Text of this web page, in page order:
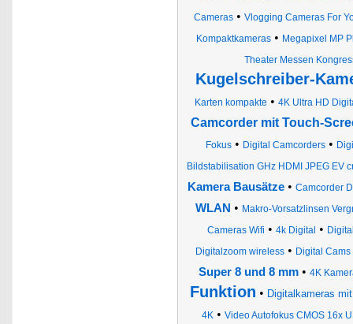
Cameras • Vlogging Cameras For
Kompaktkameras• Megapixel MP
Theater Messen
Kugelschreiber-
Karten kompakte • 4K Ultra HD
Camcorder mit Touch-
Fokus • Digital Camcorders •
Bildstabilisation GHz HDMI JPEG EV
Kamera Bausätze • Camcorder
WLAN • Makro-Vorsatzlinsen
Cameras Wifi • 4k Digital •
Digitalzoom wireless• Digital Cams
Super 8 und 8 mm • 4K
Funktion • Digitalkameras
4K • Video Autofokus CMOS 16x